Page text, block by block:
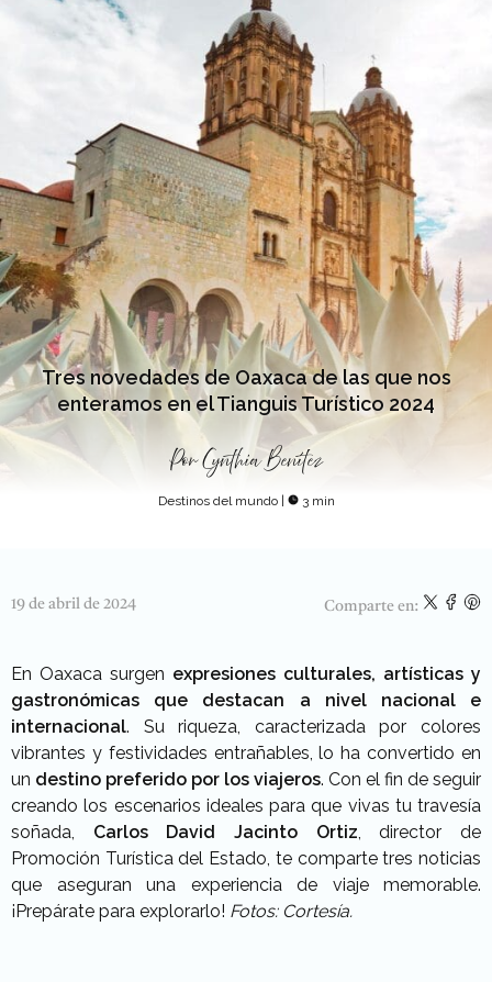
Tres novedades de Oaxaca de las que nos
enteramos en el Tianguis Turístico 2024
PorCynthia Benítez
Destinos del mundo | 3 min
19 de abril de 2024 Comparte en:
En Oaxaca surgen expresiones culturales, artísticas y
gastronómicas que destacan a nivel nacional e
internacional. Su riqueza, caracterizada por colores
vibrantes y festividades entrañables, lo ha convertido en
un destino preferido por los viajeros. Con el fin de seguir
creando los escenarios ideales para que vivas tu travesía
soñada, Carlos David Jacinto Ortiz , director de
Promoción Turística del Estado, te comparte tres noticias
que aseguran una experiencia de viaje memorable.
¡Prepárate para explorarlo! Fotos: Cortesía.